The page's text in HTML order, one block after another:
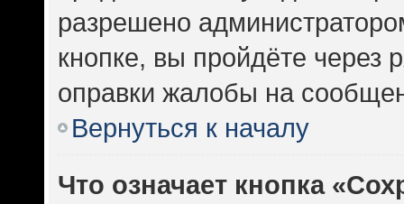
разрешено
кнопке, вы пройдёте
оправки жалобы на
Вернуться к началу
Что означает кнопка